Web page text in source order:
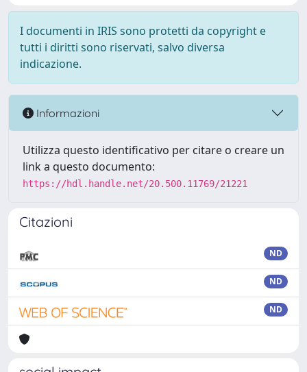
I documenti in IRIS sono protetti da copyright e
tutti i diritti sono riservati, salvo diversa
indicazione.
Informazioni
Utilizza questo identificativo per citare o creare un
link a questo documento:
https://hdl.handle.net/20.500.11769/21221
Citazioni
ND
ND
ND